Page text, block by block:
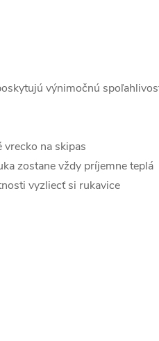
výnimočnú
na skipas
zostane vždy príjemne teplá
vyzliecť si rukavice